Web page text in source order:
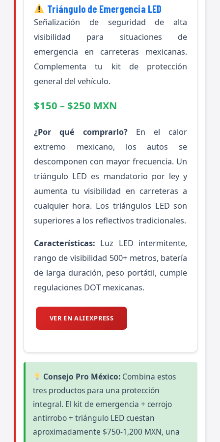
Triángulo de Emergencia LED
Señalización de seguridad de alta
visibilidad para situaciones de
emergencia en carreteras mexicanas.
Complementa tu kit de protección
general del vehículo.
$150 – $250 MXN
¿Por qué comprarlo?En el calor
extremo mexicano, los autos se
descomponen con mayor frecuencia. Un
triángulo LED es mandatorio por ley y
aumenta tu visibilidad en carreteras a
cualquier hora. Los triángulos LED son
superiores a los reflectivos tradicionales.
Características: Luz LED intermitente,
rango de visibilidad 500+ metros, batería
de larga duración, peso portátil, cumple
regulaciones DOT mexicanas.
VER EN ALIEXPRESS
Consejo Pro México: Combina estos
tres productos para una protección
integral. El kit de emergencia + cerrojo
antirrobo + triángulo LED cuestan
aproximadamente $750-1,200 MXN, una